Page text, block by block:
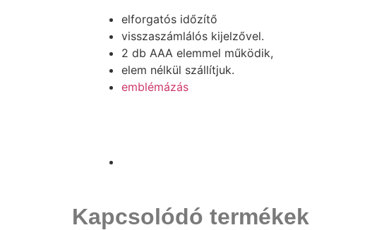
elforgatós időzítő
visszaszámlálós kijelzővel.
2 db AAA elemmel működik,
elem nélkül szállítjuk.
emblémázás
Kapcsolódó termékek